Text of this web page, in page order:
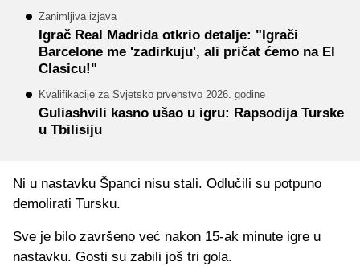
Zanimljiva izjava
Igrač Real Madrida otkrio detalje: "Igrači
Barcelone me 'zadirkuju', ali pričat ćemo na El
Clasicu!"
Kvalifikacije za Svjetsko prvenstvo 2026. godine
Guliashvili kasno ušao u igru: Rapsodija Turske
u Tbilisiju
Ni u nastavku Španci nisu stali. Odlučili su potpuno
demolirati Tursku.
Sve je bilo završeno već nakon 15-ak minute igre u
nastavku. Gosti su zabili još tri gola.